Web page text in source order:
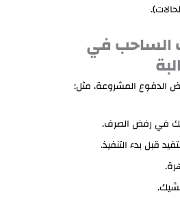
الساحب في
الدفوع المشروعة، مثل:
في رفض الصرف.
قبل بدء التنفيذ.